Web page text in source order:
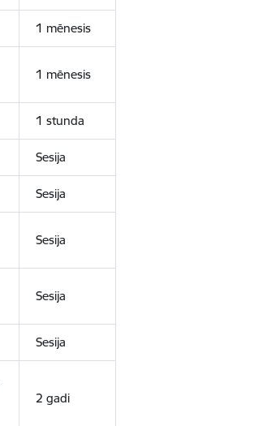
1 mēnesis
1 mēnesis
1 stunda
Sesija
Sesija
Sesija
Sesija
Sesija
2 gadi